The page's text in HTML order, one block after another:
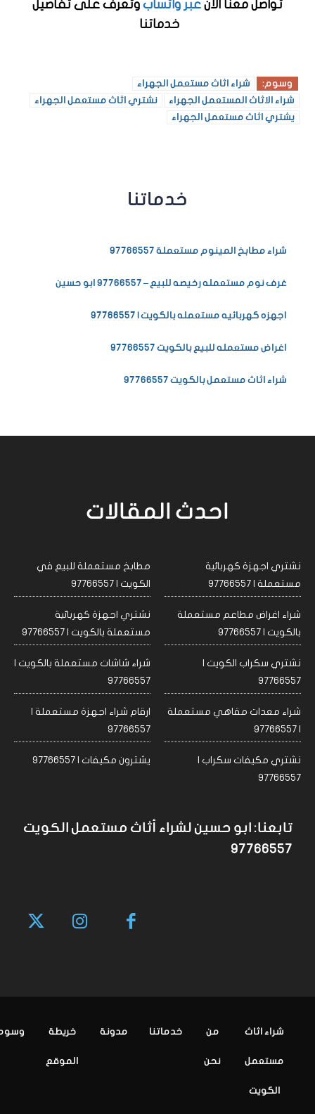
خدماتنا
شراء مطابخ المينوم مستعملة 97766557
غرف نوم مستعمله رخيصه للبيع – 97766557 ابو حسين
اجهزه كهربائيه مستعمله بالكويت | 97766557
اغراض مستعمله للبيع بالكويت 97766557
شراء اثاث مستعمل بالكويت 97766557
تواصل معنا الان عبر واتساب وتعرف على تفاصيل
خدماتنا
وسوم:
شراء اثاث مستعمل الجهراء
شراء الاثاث المستعمل الجهراء
نشتري اثاث مستعمل الجهراء
يشتري اثاث مستعمل الجهراء
احدث المقالات
نشتري اجهزة كهربائية
مستعملة | 97766557
مطابخ مستعملة للبيع في
الكويت | 97766557
شراء اغراض مطاعم مستعملة
بالكويت | 97766557
نشتري اجهزة كهربائية
مستعملة بالكويت | 97766557
نشتري سكراب الكويت |
97766557
شراء شاشات مستعملة بالكويت |
97766557
شراء معدات مقاهي مستعملة
| 97766557
ارقام شراء اجهزة مستعملة |
97766557
نشتري مكيفات سكراب |
97766557
يشترون مكيفات | 97766557
تابعنا: ابو حسين لشراء أثاث مستعمل الكويت
97766557
شراء اثاث
مستعمل
الكويت
من
نحن
خدماتنا مدونة خريطة
الموقع